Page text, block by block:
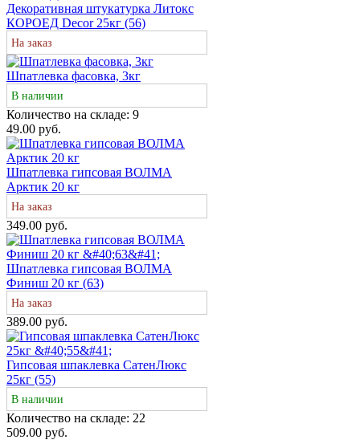
Декоративная штукатурка Литокс
КОРОЕД Decor 25кг (56)
На заказ
Шпатлевка фасовка, 3кг
В наличии
Количество на складе: 9
49.00 руб.
Шпатлевка гипсовая ВОЛМА
Арктик 20 кг
На заказ
349.00 руб.
Шпатлевка гипсовая ВОЛМА
Финиш 20 кг (63)
На заказ
389.00 руб.
Гипсовая шпаклевка СатенЛюкс
25кг (55)
В наличии
Количество на складе: 22
509.00 руб.